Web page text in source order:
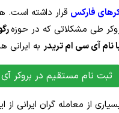
فارکس قرار داشته است.
طی مشکلاتی که در حوزه
آی سی ام تریدر به ایرانی
ثبت نام مستقیم در بروکر
از معامله گران ایرانی از